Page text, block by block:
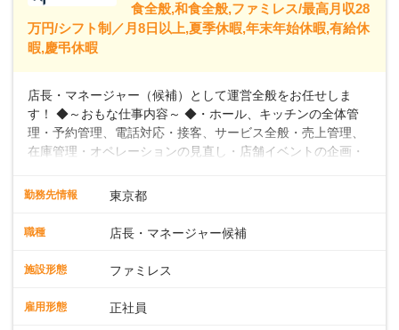
食全般,和食全般,ファミレス/最高月収28
万円/シフト制／月8日以上,夏季休暇,年末年始休暇,有給休
暇,慶弔休暇
店長・マネージャー（候補）として運営全般をお任せしま
す！ ◆～おもな仕事内容～ ◆・ホール、キッチンの全体管
理・予約管理、電話対応・接客、サービス全般・売上管理、
在庫管理・オペレーションの見直し・店舗イベントの企画・
入社後はスキルに合わせた業務からお任せしますので、徐々
向上を目指すDX推進～ ◆すかいらーくのレストランでは、
スタッフの働きやすさをサポートしています。配膳ロボット
や歩行数が約40%も削減されました！また、配膳ロボットに
勤務先情報 東京都
職種 店長・マネージャー候補
施設形態 ファミレス
雇用形態 正社員